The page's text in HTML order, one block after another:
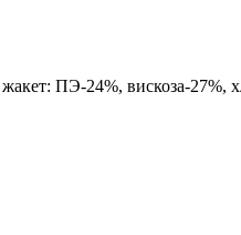
ПЭ-24%, вискоза-